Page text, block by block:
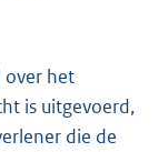
over het
is uitgevoerd,
die de